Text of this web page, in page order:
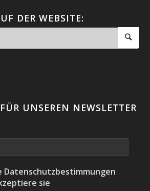
DER WEBSITE:
UNSEREN NEWSLETTER
Datenschutzbestimmungen
sie